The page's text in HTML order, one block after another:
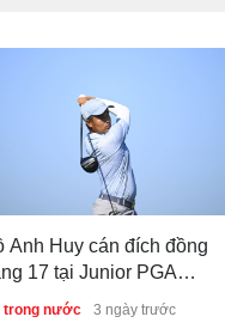
Anh Huy cán đích đồng
17 tại Junior PGA
2026
trong nước 3 ngày trước